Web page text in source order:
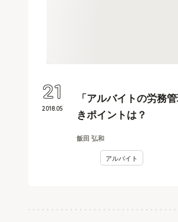
「アルバイトの労務
きポイントは？
飯田 弘和
アルバイト
2018.05
21